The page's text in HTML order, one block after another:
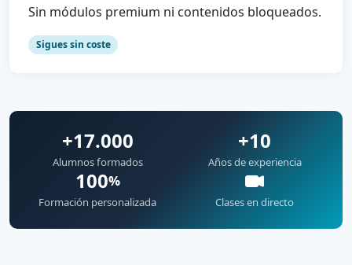
Sin módulos premium ni contenidos bloqueados.
Sigues sin coste
+17.000
Alumnos formados
+10
Años de experiencia
100%
Formación personalizada Clases en directo